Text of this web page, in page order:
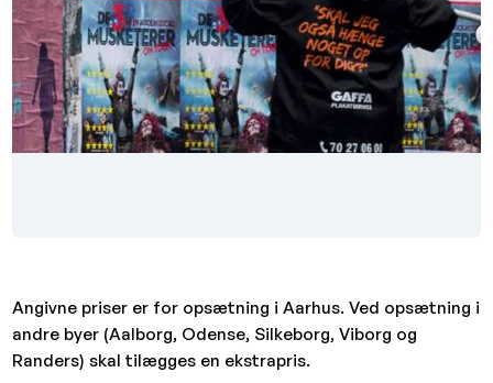
Angivne priser er for opsætning i Aarhus. Ved opsætning i
andre byer (Aalborg, Odense, Silkeborg, Viborg og
Randers) skal tilægges en ekstrapris.